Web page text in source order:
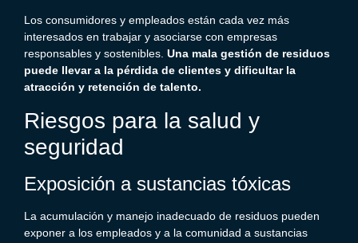
Los consumidores y empleados están cada vez más
interesados en trabajar y asociarse con empresas
responsables y sostenibles. Una mala gestión de residuos
puede llevar a la pérdida de clientes y dificultar la
atracción y retención de talento.
Riesgos para la salud y
seguridad
Exposición a sustancias tóxicas
La acumulación y manejo inadecuado de residuos pueden
exponer a los empleados y a la comunidad a sustancias